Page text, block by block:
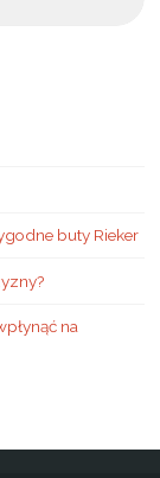
buty Rieker
na